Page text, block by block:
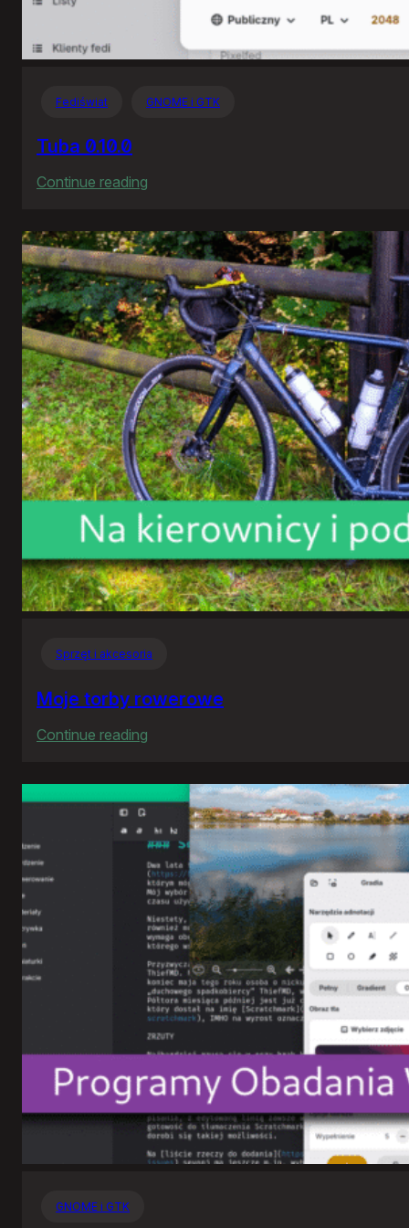
Fediświat GNOME i GTK
Tuba 0.10.0
Continue reading
0.10.0
Sprzęt i akcesoria
Moje torby rowerowe
Continue reading
torby
rowerowe
GNOME i GTK